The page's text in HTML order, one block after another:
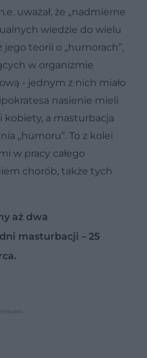
uważał, że „nadmierne
wiedzie do wielu
jego teorii o „humorach”,
w organizmie
- jednym z nich miało
nasienie mieli
kobiety, a masturbacja
„humoru”. To z kolei
w pracy całego
chorób, także tych
aż dwa
masturbacji – 25